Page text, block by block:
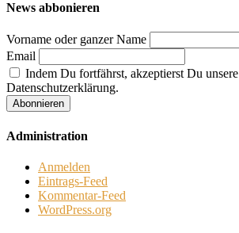
News abbonieren
Vorname oder ganzer Name
Email
Indem Du fortfährst, akzeptierst Du unsere
Datenschutzerklärung.
Administration
Anmelden
Eintrags-Feed
Kommentar-Feed
WordPress.org